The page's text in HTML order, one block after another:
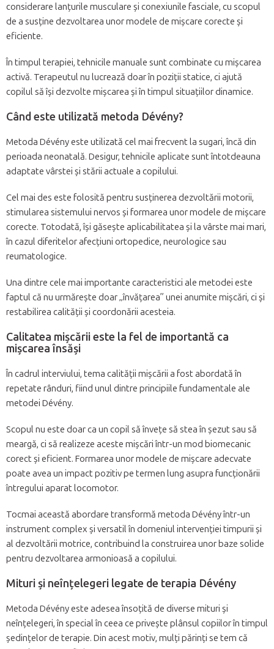
considerare lanțurile musculare și conexiunile fasciale, cu scopul
de a susține dezvoltarea unor modele de mișcare corecte și
eficiente.
În timpul terapiei, tehnicile manuale sunt combinate cu mișcarea
activă. Terapeutul nu lucrează doar în poziții statice, ci ajută
copilul să își dezvolte mișcarea și în timpul situațiilor dinamice.
Când este utilizată metoda Dévény?
Metoda Dévény este utilizată cel mai frecvent la sugari, încă din
perioada neonatală. Desigur, tehnicile aplicate sunt întotdeauna
adaptate vârstei și stării actuale a copilului.
Cel mai des este folosită pentru susținerea dezvoltării motorii,
stimularea sistemului nervos și formarea unor modele de mișcare
corecte. Totodată, își găsește aplicabilitatea și la vârste mai mari,
în cazul diferitelor afecțiuni ortopedice, neurologice sau
reumatologice.
Una dintre cele mai importante caracteristici ale metodei este
faptul că nu urmărește doar „învățarea” unei anumite mișcări, ci și
restabilirea calității și coordonării acesteia.
Calitatea mișcării este la fel de importantă ca
mișcarea însăși
În cadrul interviului, tema calității mișcării a fost abordată în
repetate rânduri, fiind unul dintre principiile fundamentale ale
metodei Dévény.
Scopul nu este doar ca un copil să învețe să stea în șezut sau să
meargă, ci să realizeze aceste mișcări într-un mod biomecanic
corect și eficient. Formarea unor modele de mișcare adecvate
poate avea un impact pozitiv pe termen lung asupra funcționării
întregului aparat locomotor.
Tocmai această abordare transformă metoda Dévény într-un
instrument complex și versatil în domeniul intervenției timpurii și
al dezvoltării motrice, contribuind la construirea unor baze solide
pentru dezvoltarea armonioasă a copilului.
Mituri și neînțelegeri legate de terapia Dévény
Metoda Dévény este adesea însoțită de diverse mituri și
neînțelegeri, în special în ceea ce privește plânsul copiilor în timpul
ședințelor de terapie. Din acest motiv, mulți părinți se tem că